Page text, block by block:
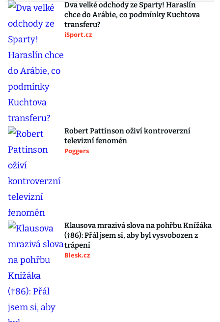
Dva velké odchody ze Sparty! Haraslín
chce do Arábie, co podmínky Kuchtova
transferu?
iSport.cz
Robert Pattinson oživí kontroverzní
televizní fenomén
Poggers
Klausova mrazivá slova na pohřbu Knížáka
(†86): Přál jsem si, aby byl vysvobozen z
trápení
Blesk.cz